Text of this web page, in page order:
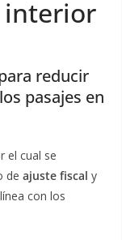
interior
reducir
pasajes en
el cual se
de ajuste fiscal y
con los